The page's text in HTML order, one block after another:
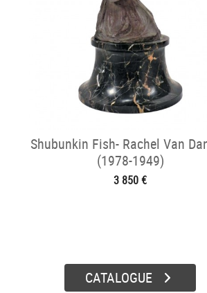
Shubunkin Fish- Rachel Van
(1978-1949)
3 850 €
CATALOGUE